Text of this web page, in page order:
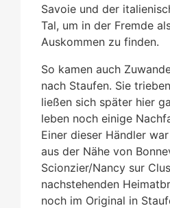
Savoie und der
Tal, um in der Fremde
Auskommen zu finden.
So kamen auch
nach Staufen. Sie
ließen sich später hier
leben noch einige
Einer dieser Händler
aus der Nähe von
Scionzier/Nancy sur
nachstehenden
noch im Original in